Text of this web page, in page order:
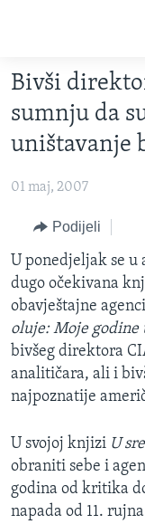
glavni
sadržaj
na
glavnu
navigaciju
pretragu
VIDEO
FOTOGRAFIJE DANA
VIJESTI
SJEDINJENE
BOSNA I
SVIJET
NAUKA I
SPECIJALNI
KORUPCIJA
SLOBODA MEDIJA
ŽENSKA STRANA
IZBJEGLIČKA
O GLASU AMERIKE
Learning English
Bivši
sumnju da
uništavanje
01 maj, 2007
Podijeli
U ponedjeljak se
dugo očekivana
obavještajne
oluje: Moje godine
bivšeg direktora
analitičara, ali i
najpoznatije
U svojoj knjizi U
obraniti sebe i
godina od kritika
napada od 11.